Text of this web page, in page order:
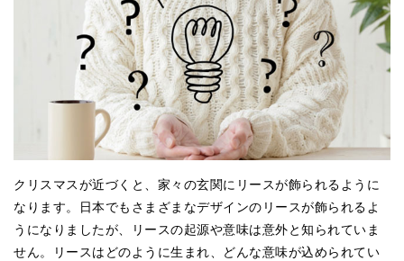
クリスマスが近づくと、家々の玄関にリースが飾られるように
なります。日本でもさまざまなデザインのリースが飾られるよ
うになりましたが、リースの起源や意味は意外と知られていま
せん。リースはどのように生まれ、どんな意味が込められてい